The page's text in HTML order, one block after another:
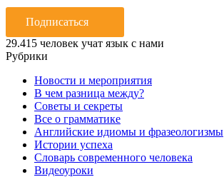
Подписаться
29.415 человек учат язык с нами
Рубрики
Новости и мероприятия
В чем разница между?
Советы и секреты
Все о грамматике
Английские идиомы и фразеологизмы
Истории успеха
Словарь современного человека
Видеоуроки